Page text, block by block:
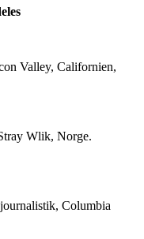
Valley, Californien,
Wlik, Norge.
Columbia